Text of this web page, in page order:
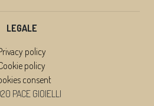
LEGALE
policy
policy
consent
PACE GIOIELLI